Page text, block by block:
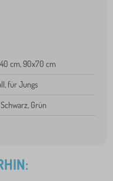
cm, 90x70 cm
für Jungs
Grün